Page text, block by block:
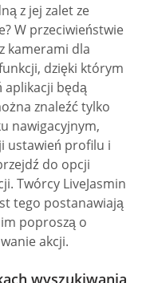
z jej zalet ze
W przeciwieństwie
kamerami dla
dzięki którym
będą
znaleźć tylko
nawigacyjnym,
ustawień profilu i
do opcji
Twórcy LiveJasmin
tego postanawiają
poproszą o
akcji.
wyszukiwania